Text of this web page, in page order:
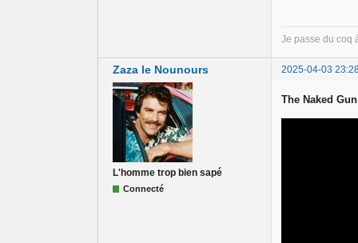
Je passe du coq
Zaza le Nounours 2025-04-03
L'homme trop bien sapé
Connecté
The Naked Gun